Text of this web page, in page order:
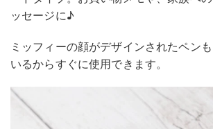
ッセージに♪
ミッフィーの顔がデザインされたペン
いるからすぐに使用できます。